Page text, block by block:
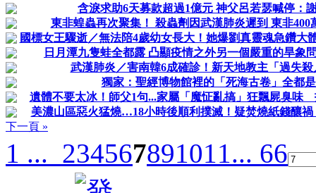
含淚求助6天募款超過1億元 神父呂若瑟喊停：
東非蝗蟲再次聚集！ 殺蟲劑因武漢肺炎遲到 東非400
國標女王驟逝／無法陪4歲幼女長大！她爆劉真靈魂急鑽
日月潭九隻蛙全都露 凸顯疫情之外另一個嚴重的旱象
武漢肺炎／害南韓6成確診！新天地教主「過失
獨家：聖經博物館裡的「死海古卷」全都
遺體不要太冰！師父1句...家屬「魔怔亂搞」狂飄屍臭味
美濃山區惡火猛燒…18小時後順利撲滅！疑焚燒紙錢釀
下一頁 »
1 ... 234567891011... 66